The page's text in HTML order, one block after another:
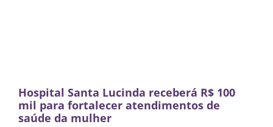
Hospital Santa Lucinda receberá R$ 100
mil para fortalecer atendimentos de
saúde da mulher